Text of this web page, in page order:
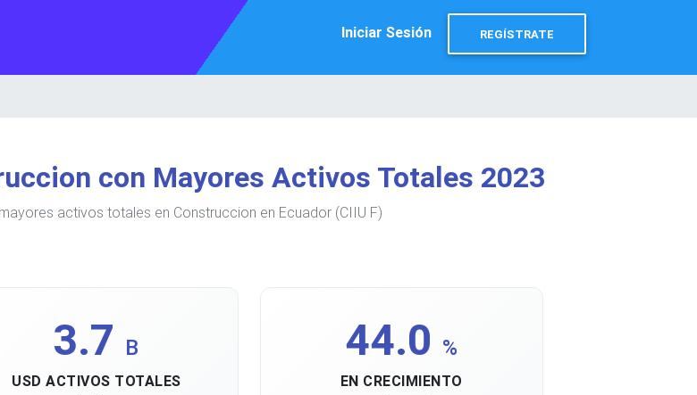
Iniciar Sesión REGÍSTRATE
con Mayores Activos Totales 2023
activos totales en Construccion en Ecuador (CIIU F)
3.7 B
USD ACTIVOS TOTALES
44.0 %
EN CRECIMIENTO